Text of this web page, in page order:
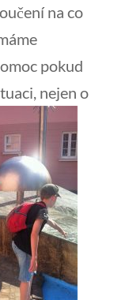
na co
pokud
nejen o